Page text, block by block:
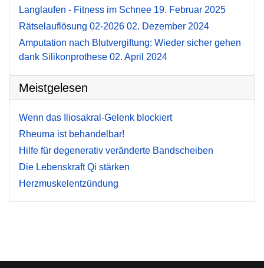
Langlaufen - Fitness im Schnee 19. Februar 2025
Rätselauflösung 02-2026 02. Dezember 2024
Amputation nach Blutvergiftung: Wieder sicher gehen
dank Silikonprothese 02. April 2024
Meistgelesen
Wenn das Iliosakral-Gelenk blockiert
Rheuma ist behandelbar!
Hilfe für degenerativ veränderte Bandscheiben
Die Lebenskraft Qi stärken
Herzmuskelentzündung